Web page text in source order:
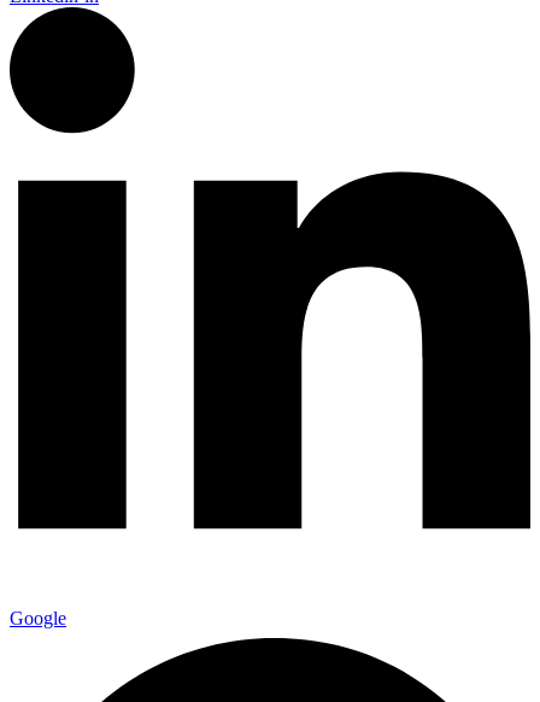
Google